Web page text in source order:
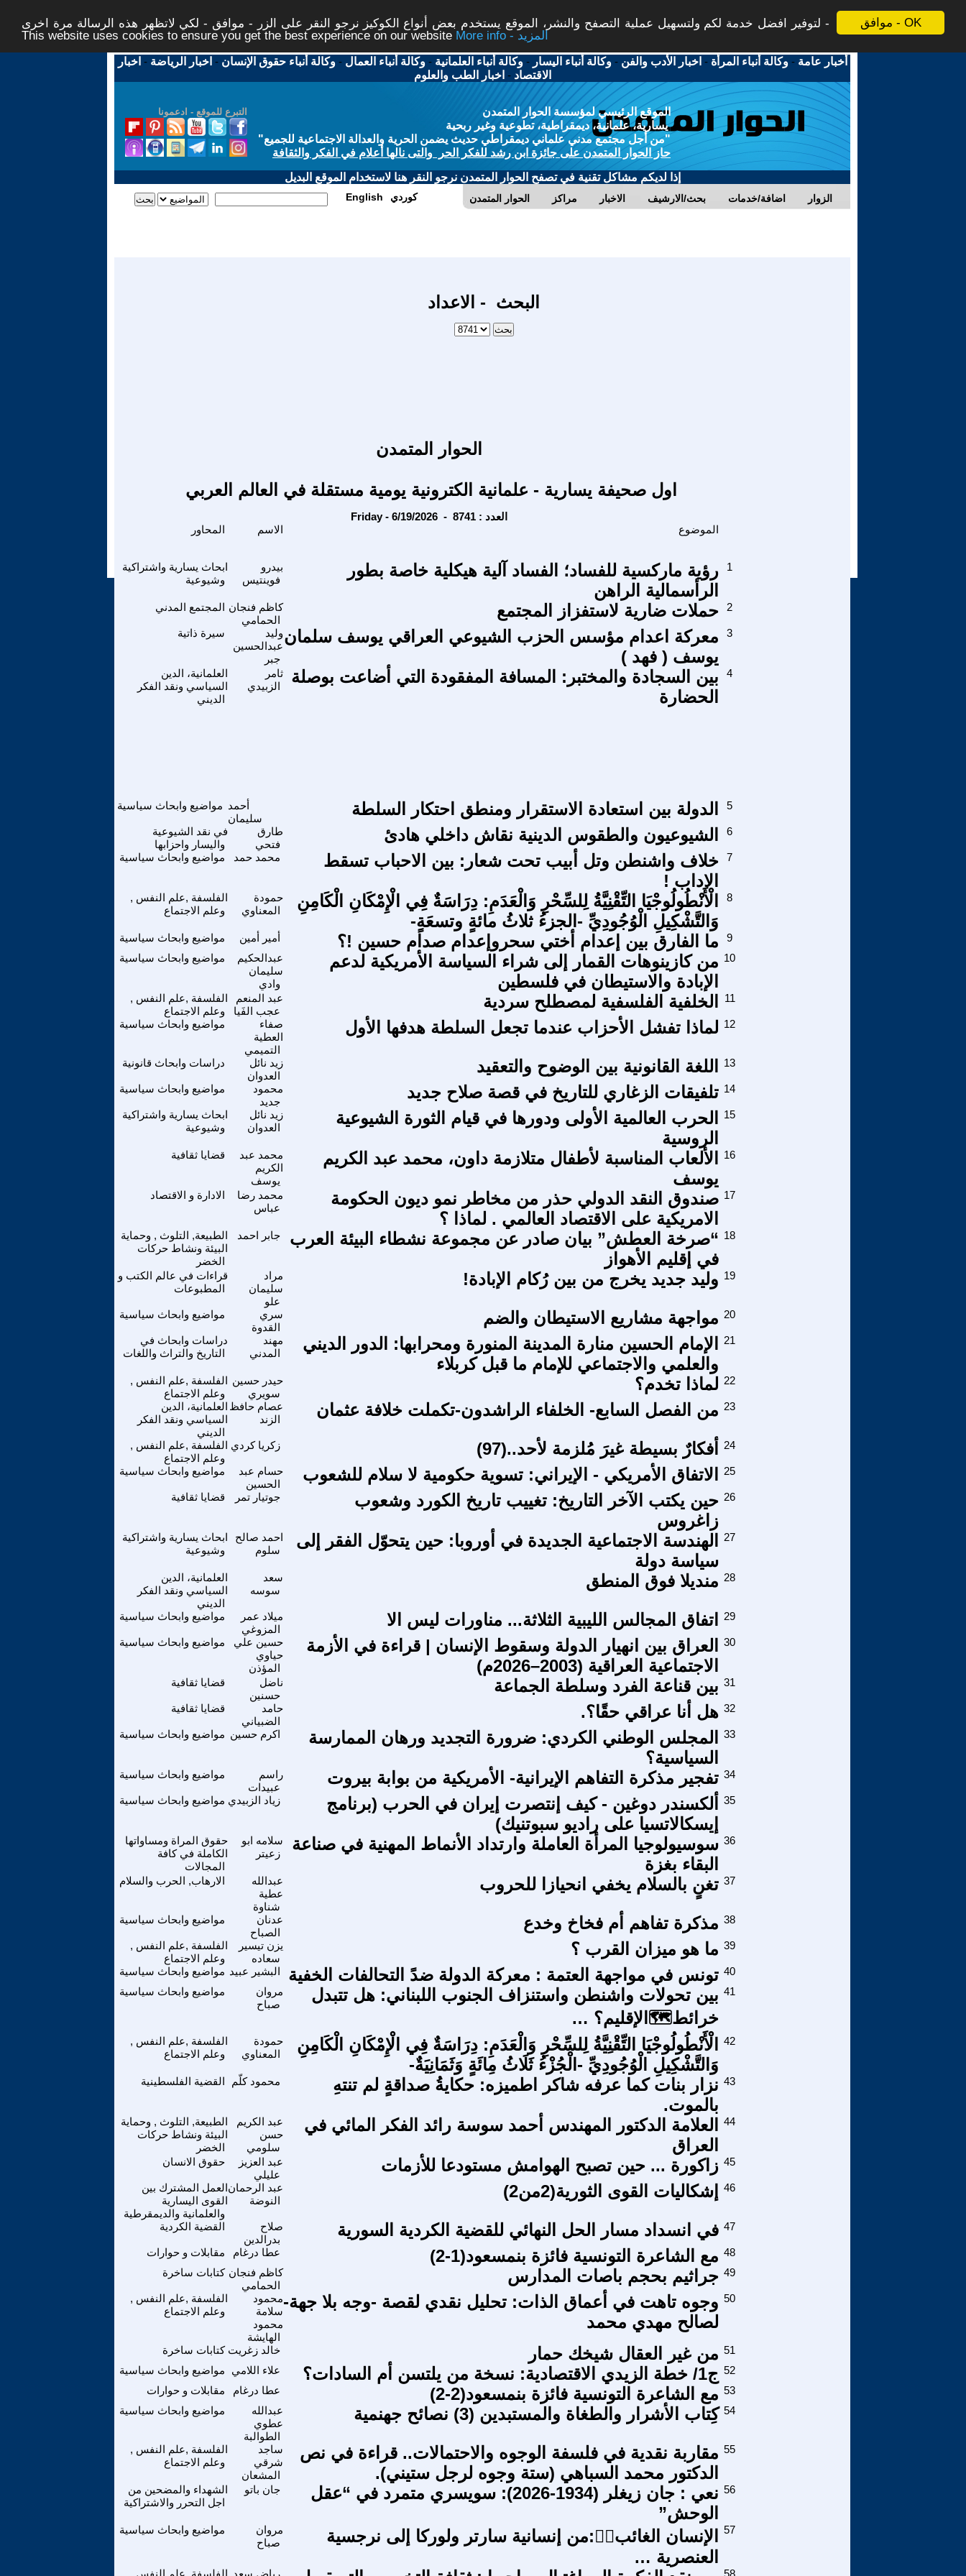
موافق - OK
لتوفير افضل خدمة لكم ولتسهيل عملية التصفح والنشر، الموقع يستخدم بعض أنواع الكوكيز نرجو النقر على الزر - موافق - لكي لاتظهر هذه الرسالة مرة اخرى -
This website uses cookies to ensure you get the best experience on our website
More info - المزيد
أخبار عامة -وكالة أنباء المرأة - اخبار الأدب والفن -وكالة أنباء اليسار -وكالة أنباء العلمانية -وكالة أنباء العمال -وكالة أنباء حقوق الإنسان - اخبار الرياضة - اخبار
الاقتصاد - اخبار الطب والعلوم
التبرع للموقع - ادعمونا
الموقع الرئيسي لمؤسسة الحوار المتمدن
يسارية، علمانية، ديمقراطية، تطوعية وغير ربحية
"من أجل مجتمع مدني علماني ديمقراطي حديث يضمن الحرية والعدالة الاجتماعية للجميع"
حاز الحوار المتمدن على جائزة ابن رشد للفكر الحر والتى نالها أعلام في الفكر والثقافة
إذا لديكم مشاكل تقنية في تصفح الحوار المتمدن نرجو النقر هنا لاستخدام الموقع البديل
الحوار المتمدن مراكز الاخبار بحث/الارشيف اضافة/خدمات الزوار English كوردي
البحث - الاعداد
الحوار المتمدن
اول صحيفة يسارية - علمانية الكترونية يومية مستقلة في العالم العربي
Friday - 6/19/2026 - العدد : 8741
الاسم الموضوع
ابحاث يسارية واشتراكية
وشيوعية
بيدرو
فوينتيس
رؤية ماركسية للفساد؛ الفساد آلية هيكلية خاصة بطور
الرأسمالية الراهن
1
المجتمع المدني كاظم فنجان
الحمامي
حملات ضارية لاستفزاز المجتمع 2
سيرة ذاتية
وليد
عبدالحسين
جبر
معركة اعدام مؤسس الحزب الشيوعي العراقي يوسف سلمان
يوسف ( فهد )
3
العلمانية، الدين
السياسي ونقد الفكر
الديني
ثامر
الزبيدي
بين السجادة والمختبر: المسافة المفقودة التي أضاعت بوصلة
الحضارة
4
مواضيع وابحاث سياسية أحمد
سليمان
الدولة بين استعادة الاستقرار ومنطق احتكار السلطة 5
في نقد الشيوعية
واليسار واحزابها
طارق
فتحي
الشيوعيون والطقوس الدينية نقاش داخلي هادئ 6
مواضيع وابحاث سياسية محمد حمد
خلاف واشنطن وتل أبيب تحت شعار: بين الاحباب تسقط
الاداب !
7
الفلسفة ,علم النفس ,
وعلم الاجتماع
حمودة
المعناوي
الْأَنْطُولُوجْيَا التِّقْنِيَّةُ لِلسِّحْرِ وَالْعَدَمِ: دِرَاسَةٌ فِي الْإِمْكَانِ الْكَامِنِ
وَالتَّشْكِيلِ الْوُجُودِيِّ -الجزءُ ثلاثُ مائةٍ وتسعَةٍ-
8
مواضيع وابحاث سياسية أمير أمين ما الفارق بين إعدام أختي سحروإعدام صدام حسين !؟
9
مواضيع وابحاث سياسية
عبدالحكيم
سليمان
وادي
من كازينوهات القمار إلى شراء السياسة الأمريكية لدعم
الإبادة والاستيطان في فلسطين
10
الفلسفة ,علم النفس ,
وعلم الاجتماع
عبد المنعم
عجب الفَيا
الخلفية الفلسفية لمصطلح سردية 11
مواضيع وابحاث سياسية
صفاء
العطية
التميمي
لماذا تفشل الأحزاب عندما تجعل السلطة هدفها الأول 12
دراسات وابحاث قانونية
زيد نائل
العدوان
اللغة القانونية بين الوضوح والتعقيد 13
مواضيع وابحاث سياسية
محمود
جديد
تلفيقات الزغاري للتاريخ في قصة صلاح جديد 14
ابحاث يسارية واشتراكية
وشيوعية
زيد نائل
العدوان
الحرب العالمية الأولى ودورها في قيام الثورة الشيوعية
الروسية
15
قضايا ثقافية
محمد عبد
الكريم
يوسف
الألعاب المناسبة لأطفال متلازمة داون، محمد عبد الكريم
يوسف
16
الادارة و الاقتصاد
محمد رضا
عباس
صندوق النقد الدولي حذر من مخاطر نمو ديون الحكومة
الامريكية على الاقتصاد العالمي . لماذا ؟
17
الطبيعة, التلوث , وحماية
البيئة ونشاط حركات
الخضر
جابر احمد
“صرخة العطش” بيان صادر عن مجموعة نشطاء البيئة العرب
في إقليم الأهواز
18
قراءات في عالم الكتب و
المطبوعات
مراد
سليمان
علو
وليد جديد يخرج من بين رُكام الإبادة! 19
مواضيع وابحاث سياسية
سري
القدوة
مواجهة مشاريع الاستيطان والضم 20
دراسات وابحاث في
التاريخ والتراث واللغات
مهند
المدني
الإمام الحسين منارة المدينة المنورة ومحرابها: الدور الديني
والعلمي والاجتماعي للإمام ما قبل كربلاء
21
الفلسفة ,علم النفس ,
وعلم الاجتماع
حيدر حسين
سويري
لماذا تخدم؟ 22
العلمانية، الدين
السياسي ونقد الفكر
الديني
عصام حافظ
الزند
من الفصل السابع- الخلفاء الراشدون-تكملت خلافة عثمان 23
الفلسفة ,علم النفس ,
وعلم الاجتماع
زكريا كردي أفكارٌ بسيطة غيرَ مُلزمة لأحد..(97) 24
مواضيع وابحاث سياسية
حسام عبد
الحسين
الاتفاق الأمريكي - الإيراني: تسوية حكومية لا سلام للشعوب 25
قضايا ثقافية جوتيار تمر
حين يكتب الآخر التاريخ: تغييب تاريخ الكورد وشعوب
زاغروس
26
ابحاث يسارية واشتراكية
وشيوعية
احمد صالح
سلوم
الهندسة الاجتماعية الجديدة في أوروبا: حين يتحوّل الفقر إلى
سياسة دولة
27
العلمانية، الدين
السياسي ونقد الفكر
الديني
سعد
سوسه
منديلا فوق المنطق 28
مواضيع وابحاث سياسية
ميلاد عمر
المزوغي
اتفاق المجالس الليبية الثلاثة... مناورات ليس الا 29
مواضيع وابحاث سياسية
حسين علي
حياوي
المؤذن
العراق بين انهيار الدولة وسقوط الإنسان | قراءة في الأزمة
الاجتماعية العراقية (2003–2026م)
30
قضايا ثقافية
ناضل
حسنين
بين قناعة الفرد وسلطة الجماعة 31
قضايا ثقافية
حامد
الضبياني
هل أنا عراقي حقًا؟. 32
مواضيع وابحاث سياسية اكرم حسين
المجلس الوطني الكردي: ضرورة التجديد ورهان الممارسة
السياسية؟
33
مواضيع وابحاث سياسية
راسم
عبيدات
تفجير مذكرة التفاهم الإيرانية- الأمريكية من بوابة بيروت 34
مواضيع وابحاث سياسية زياد الزبيدي
ألكسندر دوغين - كيف إنتصرت إيران في الحرب (برنامج
إيسكالاتسيا على راديو سبوتنيك)
35
حقوق المراة ومساواتها
الكاملة في كافة
المجالات
سلامه ابو
زعيتر
سوسيولوجيا المرأة العاملة وارتداد الأنماط المهنية في صناعة
البقاء بغزة
36
الارهاب, الحرب والسلام
عبدالله
عطية
شناوة
تغنٍ بالسلام يخفي انحيازا للحروب 37
مواضيع وابحاث سياسية
عدنان
الصباح
مذكرة تفاهم أم فخاخ وخدع 38
الفلسفة ,علم النفس ,
وعلم الاجتماع
يزن تيسير
سعاده
ما هو ميزان القرب ؟ 39
مواضيع وابحاث سياسية البشير عبيد تونس في مواجهة العتمة : معركة الدولة ضدً التحالفات الخفية 40
مواضيع وابحاث سياسية
مروان
صباح
بين تحولات واشنطن واستنزاف الجنوب اللبناني: هل تتبدل
خرائط🗺الإقليم؟ …
41
الفلسفة ,علم النفس ,
وعلم الاجتماع
حمودة
المعناوي
الْأَنْطُولُوجْيَا التِّقْنِيَّةُ لِلسِّحْرِ وَالْعَدَمِ: دِرَاسَةٌ فِي الْإِمْكَانِ الْكَامِنِ
وَالتَّشْكِيلِ الْوُجُودِيِّ -الْجُزْءُ ثَلَاثُ مِائَةٍ وَثَمَانِيَةٌ-
42
القضية الفلسطينية محمود كلّم
نزار بنات كما عرفه شاكر اطميزه: حكايةُ صداقةٍ لم تنتهِ
بالموت.
43
الطبيعة, التلوث , وحماية
البيئة ونشاط حركات
الخضر
عبد الكريم
حسن
سلومي
العلامة الدكتور المهندس أحمد سوسة رائد الفكر المائي في
العراق
44
حقوق الانسان
عبد العزيز
عليلي
زاكورة ... حين تصبح الهوامش مستودعا للأزمات 45
العمل المشترك بين
القوى اليسارية
والعلمانية والديمقرطية
عبد الرحمان
النوضة
إشكاليات القوى الثورية(2من2) 46
القضية الكردية
صلاح
بدرالدين
في انسداد مسار الحل النهائي للقضية الكردية السورية 47
مقابلات و حوارات عطا درغام مع الشاعرة التونسية فائزة بنمسعود(1-2) 48
كتابات ساخرة كاظم فنجان
الحمامي
جراثيم بحجم باصات المدارس 49
الفلسفة ,علم النفس ,
وعلم الاجتماع
محمود
سلامة
محمود
الهايشة
وجوه تاهت في أعماق الذات: تحليل نقدي لقصة -وجه بلا جهة-
لصالح مهدي محمد
50
كتابات ساخرة خالد زغريت من غير العقال شيخك حمار 51
مواضيع وابحاث سياسية
علاء اللامي ج1/ خطة الزيدي الاقتصادية: نسخة من يلتسن أم السادات؟ 52
مقابلات و حوارات
عطا درغام مع الشاعرة التونسية فائزة بنمسعود(2-2) 53
مواضيع وابحاث سياسية
عبدالله
عطوي
الطوالبة
كِتاب الأشرار والطغاة والمستبدين (3) نصائح جهنمية 54
الفلسفة ,علم النفس ,
وعلم الاجتماع
ساجد
شرقي
المشعان
مقاربة نقدية في فلسفة الوجوه والاحتمالات.. قراءة في نص
الدكتور محمد السباهي (ستة وجوه لرجل ستيني).
55
الشهداء والمضحين من
اجل التحرر والاشتراكية
جان باتو
نعي : جان زيغلر (1934-2026): سويسري متمرد في “عقل
الوحش”
56
مواضيع وابحاث سياسية
مروان
صباح
الإنسان الغائب🤷‍♂:من إنسانية سارتر ولوركا إلى نرجسية
العنصرية …
57
الفلسفة ,علم النفس , رياض سعد 58